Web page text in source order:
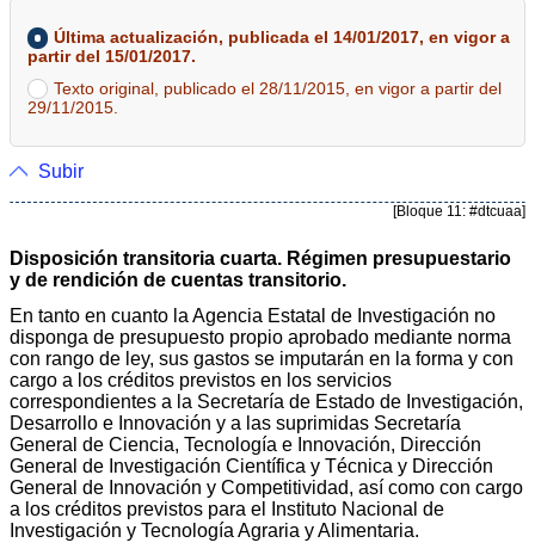
Última actualización, publicada el 14/01/2017, en vigor a
partir del 15/01/2017.
Texto original, publicado el 28/11/2015, en vigor a partir del
29/11/2015.
Subir
[Bloque 11: #dtcuaa]
Disposición transitoria cuarta. Régimen presupuestario
y de rendición de cuentas transitorio.
En tanto en cuanto la Agencia Estatal de Investigación no
disponga de presupuesto propio aprobado mediante norma
con rango de ley, sus gastos se imputarán en la forma y con
cargo a los créditos previstos en los servicios
correspondientes a la Secretaría de Estado de Investigación,
Desarrollo e Innovación y a las suprimidas Secretaría
General de Ciencia, Tecnología e Innovación, Dirección
General de Investigación Científica y Técnica y Dirección
General de Innovación y Competitividad, así como con cargo
a los créditos previstos para el Instituto Nacional de
Investigación y Tecnología Agraria y Alimentaria.